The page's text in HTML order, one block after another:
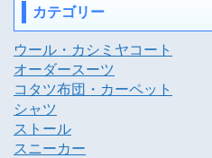
カテゴリー
ウール・カシミヤコート
オーダースーツ
コタツ布団・カーペット
シャツ
ストール
スニーカー